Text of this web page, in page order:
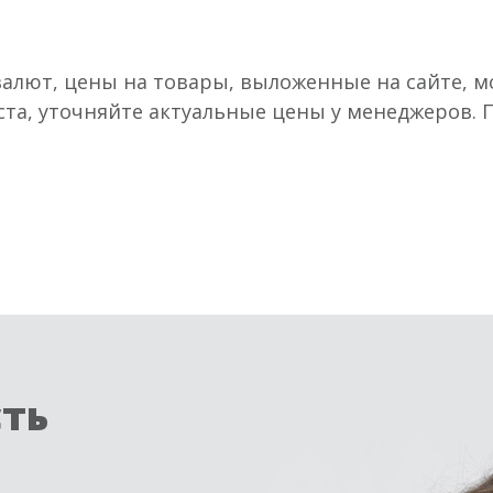
цены на товары, выложенные на сайте,
уточняйте актуальные цены у